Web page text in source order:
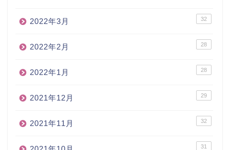
2022年3月 32
2022年2月 28
2022年1月 28
2021年12月 29
2021年11月 32
31